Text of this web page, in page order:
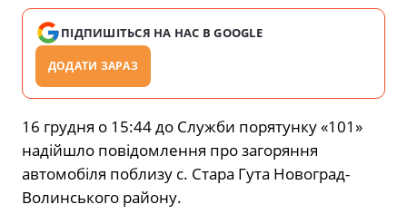
ПІДПИШІТЬСЯ НА НАС В GOOGLE
ДОДАТИ ЗАРАЗ
16 грудня о 15:44 до Служби порятунку «101»
надійшло повідомлення про загоряння
автомобіля поблизу с. Стара Гута Новоград-
Волинського району.